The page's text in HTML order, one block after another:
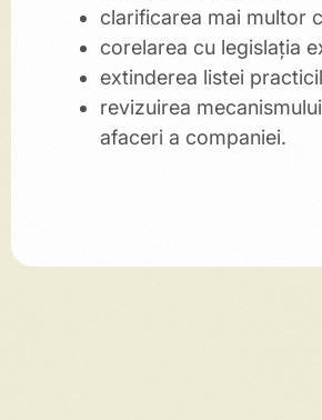
clarificarea mai multor
corelarea cu legislația
extinderea listei
revizuirea
afaceri a companiei.